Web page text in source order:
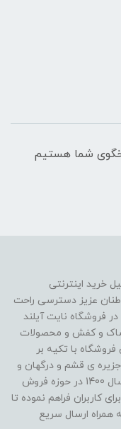
خرید اینترنتی
عزیز دسترسی راحت
فروشگاه نایت آیلند
و کفش و محصولات
با تکیه بر
در جزیره ی قشم و درگهان و
فروش بصورت عمده و تک فعالیت خود را از سال 1400 در حوزه فروش
کاربران فراهم نموده تا
همراه ارسال سریع